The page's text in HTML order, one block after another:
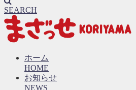
SEARCH
ホーム
HOME
お知らせ
NEWS